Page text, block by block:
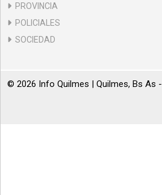
PROVINCIA
POLICIALES
SOCIEDAD
© 2026 Info Quilmes | Quilmes, Bs As -